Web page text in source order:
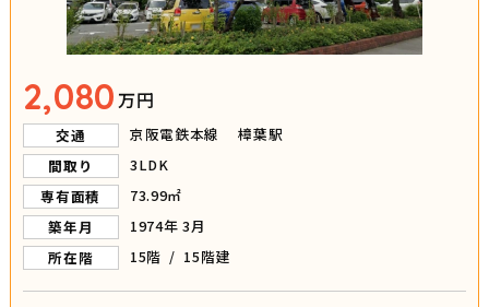
2,080万円
交通
京阪電鉄本線 樟葉駅
間取り
3LDK
専有面積
73.99㎡
築年月
1974年 3月
所在階
15階 / 15階建